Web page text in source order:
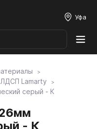
Уфа
Lamarty
серый - К
- К